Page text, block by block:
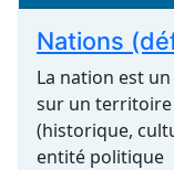
Nations
La nation est
sur un territoire
(historique,
entité politique